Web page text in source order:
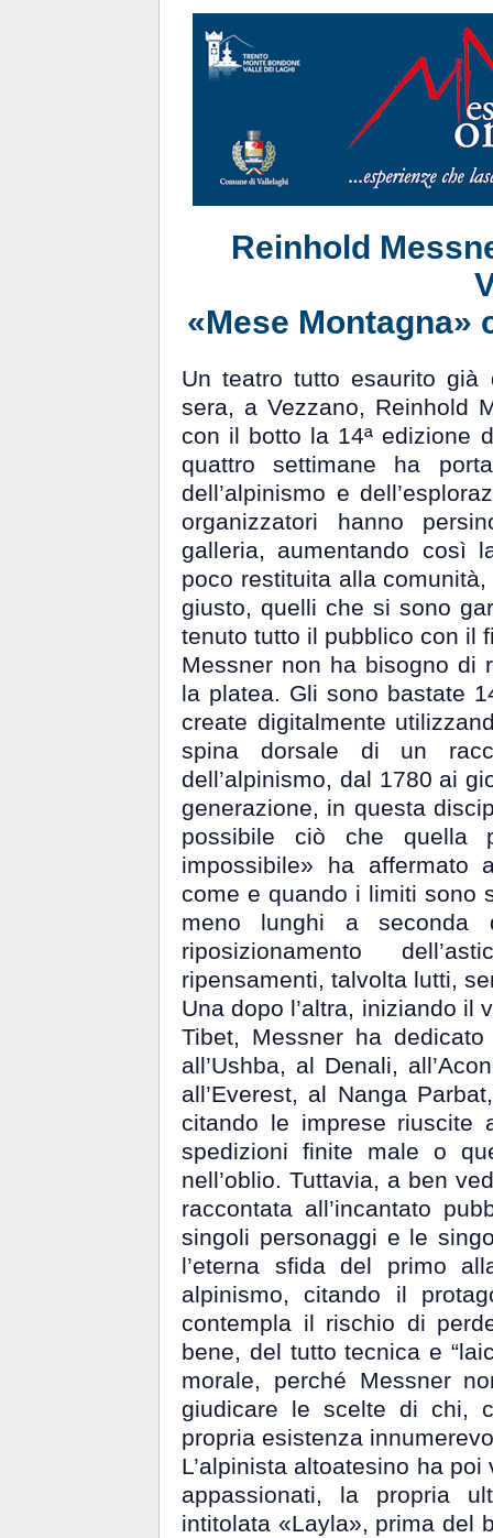
Reinhold
«Mese Montagna»
Un teatro tutto esaurito già
sera, a Vezzano, Reinhold
con il botto la 14ª edizione
quattro settimane ha
dell’alpinismo e
organizzatori hanno
galleria, aumentando così
poco restituita alla
giusto, quelli che si sono
tenuto tutto il pubblico con il
Messner non ha bisogno di
la platea. Gli sono bastate
create digitalmente
spina dorsale di un
dell’alpinismo, dal 1780 ai
generazione, in questa
possibile ciò che quella
impossibile» ha affermato
come e quando i limiti sono
meno lunghi a seconda
riposizionamento
ripensamenti, talvolta lutti,
Una dopo l’altra, iniziando il
Tibet, Messner ha
all’Ushba, al Denali,
all’Everest, al Nanga
citando le imprese riuscite
spedizioni finite male o
nell’oblio. Tuttavia, a ben
raccontata all’incantato
singoli personaggi e le
l’eterna sfida del primo
alpinismo, citando il
contempla il rischio di
bene, del tutto tecnica e
morale, perché Messner
giudicare le scelte di chi,
propria esistenza
L’alpinista altoatesino ha
appassionati, la propria
intitolata «Layla», prima del